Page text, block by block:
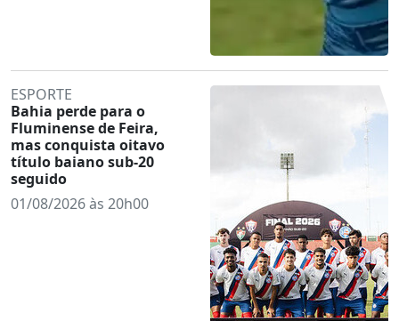
ESPORTE
Bahia perde para o
Fluminense de Feira,
mas conquista oitavo
título baiano sub-20
seguido
01/08/2026 às 20h00